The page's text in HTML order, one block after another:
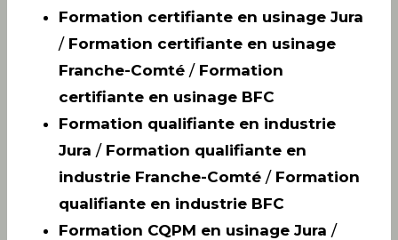
Formation certifiante en usinage Jura
/ Formation certifiante en usinage
Franche-Comté / Formation
certifiante en usinage BFC
Formation qualifiante en industrie
Jura / Formation qualifiante en
industrie Franche-Comté / Formation
qualifiante en industrie BFC
Formation CQPM en usinage Jura /